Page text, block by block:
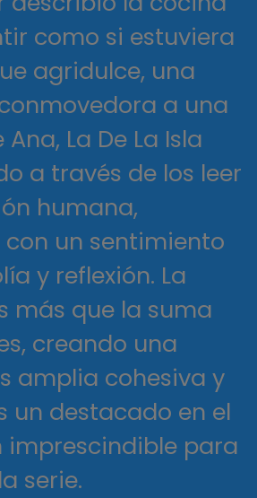
como si estuviera
agridulce, una
a una
La De La Isla
a través de los leer
humana,
un sentimiento
y reflexión. La
más que la suma
creando una
amplia cohesiva y
un destacado en el
imprescindible para
serie.